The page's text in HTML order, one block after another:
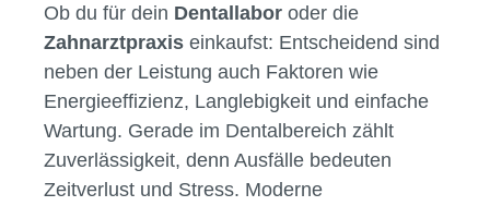
Ob du für dein Dentallabor oder die
Zahnarztpraxis einkaufst: Entscheidend sind
neben der Leistung auch Faktoren wie
Energieeffizienz, Langlebigkeit und einfache
Wartung. Gerade im Dentalbereich zählt
Zuverlässigkeit, denn Ausfälle bedeuten
Zeitverlust und Stress. Moderne